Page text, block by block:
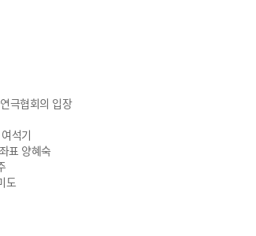
극협회의 입장
석기
표 양혜숙
도